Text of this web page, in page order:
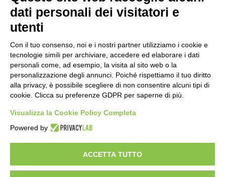
fondamentale in Italia
3 ore fa
Milano Aiuta Estate, 1600 prestazioni di
assistenza attivate
5 ore fa
Il potenziale invisibile: come la
curiosità guida l’evoluzione umana
12 ore fa
Milano tra tradizione e mutamento: il
battito sottile di una metropoli in
evoluzione
dati personali dei visitatori e
utenti
Con il tuo consenso, noi e i nostri partner utilizziamo i cookie e
tecnologie simili per archiviare, accedere ed elaborare i dati
personali come, ad esempio, la visita al sito web o la
personalizzazione degli annunci. Poiché rispettiamo il tuo diritto
alla privacy, è possibile scegliere di non consentire alcuni tipi di
cookie. Clicca su preferenze GDPR per saperne di più.
Visualizza la Cookie Policy Completa
Powered by
ACCETTA TUTTO